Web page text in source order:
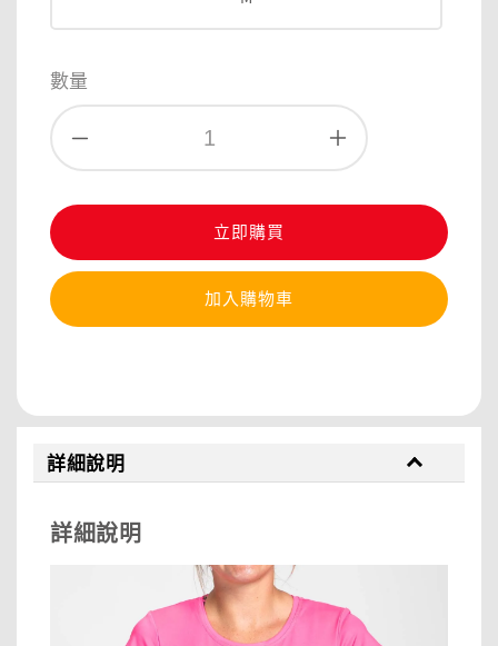
數量
立即購買
加入購物車
詳細說明
詳細說明